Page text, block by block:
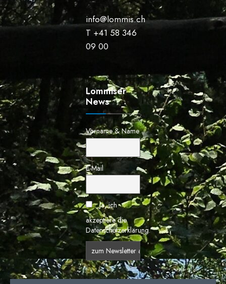
info@lommis.ch
T +41 58 346
09 00
Lommiser
News
Vorname & Name
E-Mail
Ja, ich
akzeptiere die
Datenschutzerklärung.